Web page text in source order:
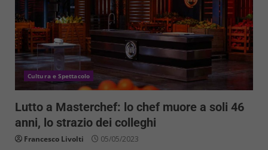
Cultura e Spettacolo
Lutto a Masterchef: lo chef muore a soli 46
anni, lo strazio dei colleghi
Francesco Livolti 05/05/2023